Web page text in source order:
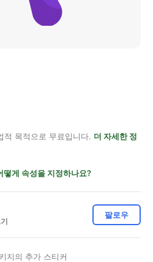
적 목적으로 무료입니다. 더 자세한 정
떻게 속성을 지정하나요?
팔로우
지의 추가 스티커